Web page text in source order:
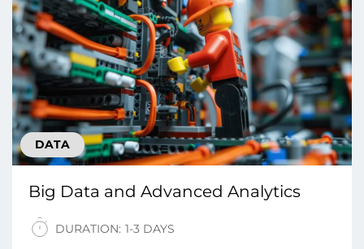
DATA
Big Data and Advanced Analytics
DURATION: 1-3 DAYS